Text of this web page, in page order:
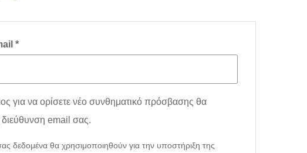
*Απαιτείται
για να ορίσετε νέο συνθηματικό πρόσβασης θα
διεύθυνση email σας.
δεδομένα θα χρησιμοποιηθούν για την υποστήριξη της